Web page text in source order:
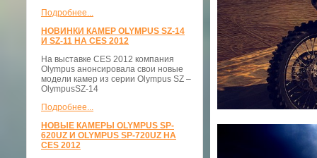
Подробнее...
НОВИНКИ КАМЕР OLYMPUS SZ-14
И SZ-11 НА CES 2012
На выставке CES 2012 компания
Olympus анонсировала свои новые
модели камер из серии Olympus SZ –
OlympusSZ-14
Подробнее...
НОВЫЕ КАМЕРЫ OLYMPUS SP-
620UZ И OLYMPUS SP-720UZ НА
CES 2012